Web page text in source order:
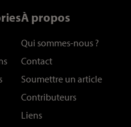
À propos
Qui sommes-nous ?
Contact
Soumettre un article
Contributeurs
Liens